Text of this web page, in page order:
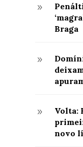
9
Braga
9
9
Volta:
novo